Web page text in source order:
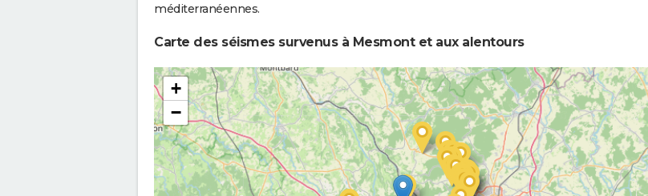
méditerranéennes.
Carte des séismes survenus à Mesmont et aux alentours
+
−